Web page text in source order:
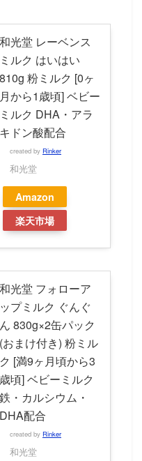
和光堂 レーベンス
ミルク はいはい
810g 粉ミルク [0ヶ
月から1歳頃] ベビー
ミルク DHA・アラ
キドン酸配合
created by Rinker
和光堂
Amazon
楽天市場
和光堂 フォローア
ップミルク ぐんぐ
ん 830g×2缶パック
(おまけ付き) 粉ミル
ク [満9ヶ月頃から3
歳頃] ベビーミルク
鉄・カルシウム・
DHA配合
created by Rinker
和光堂